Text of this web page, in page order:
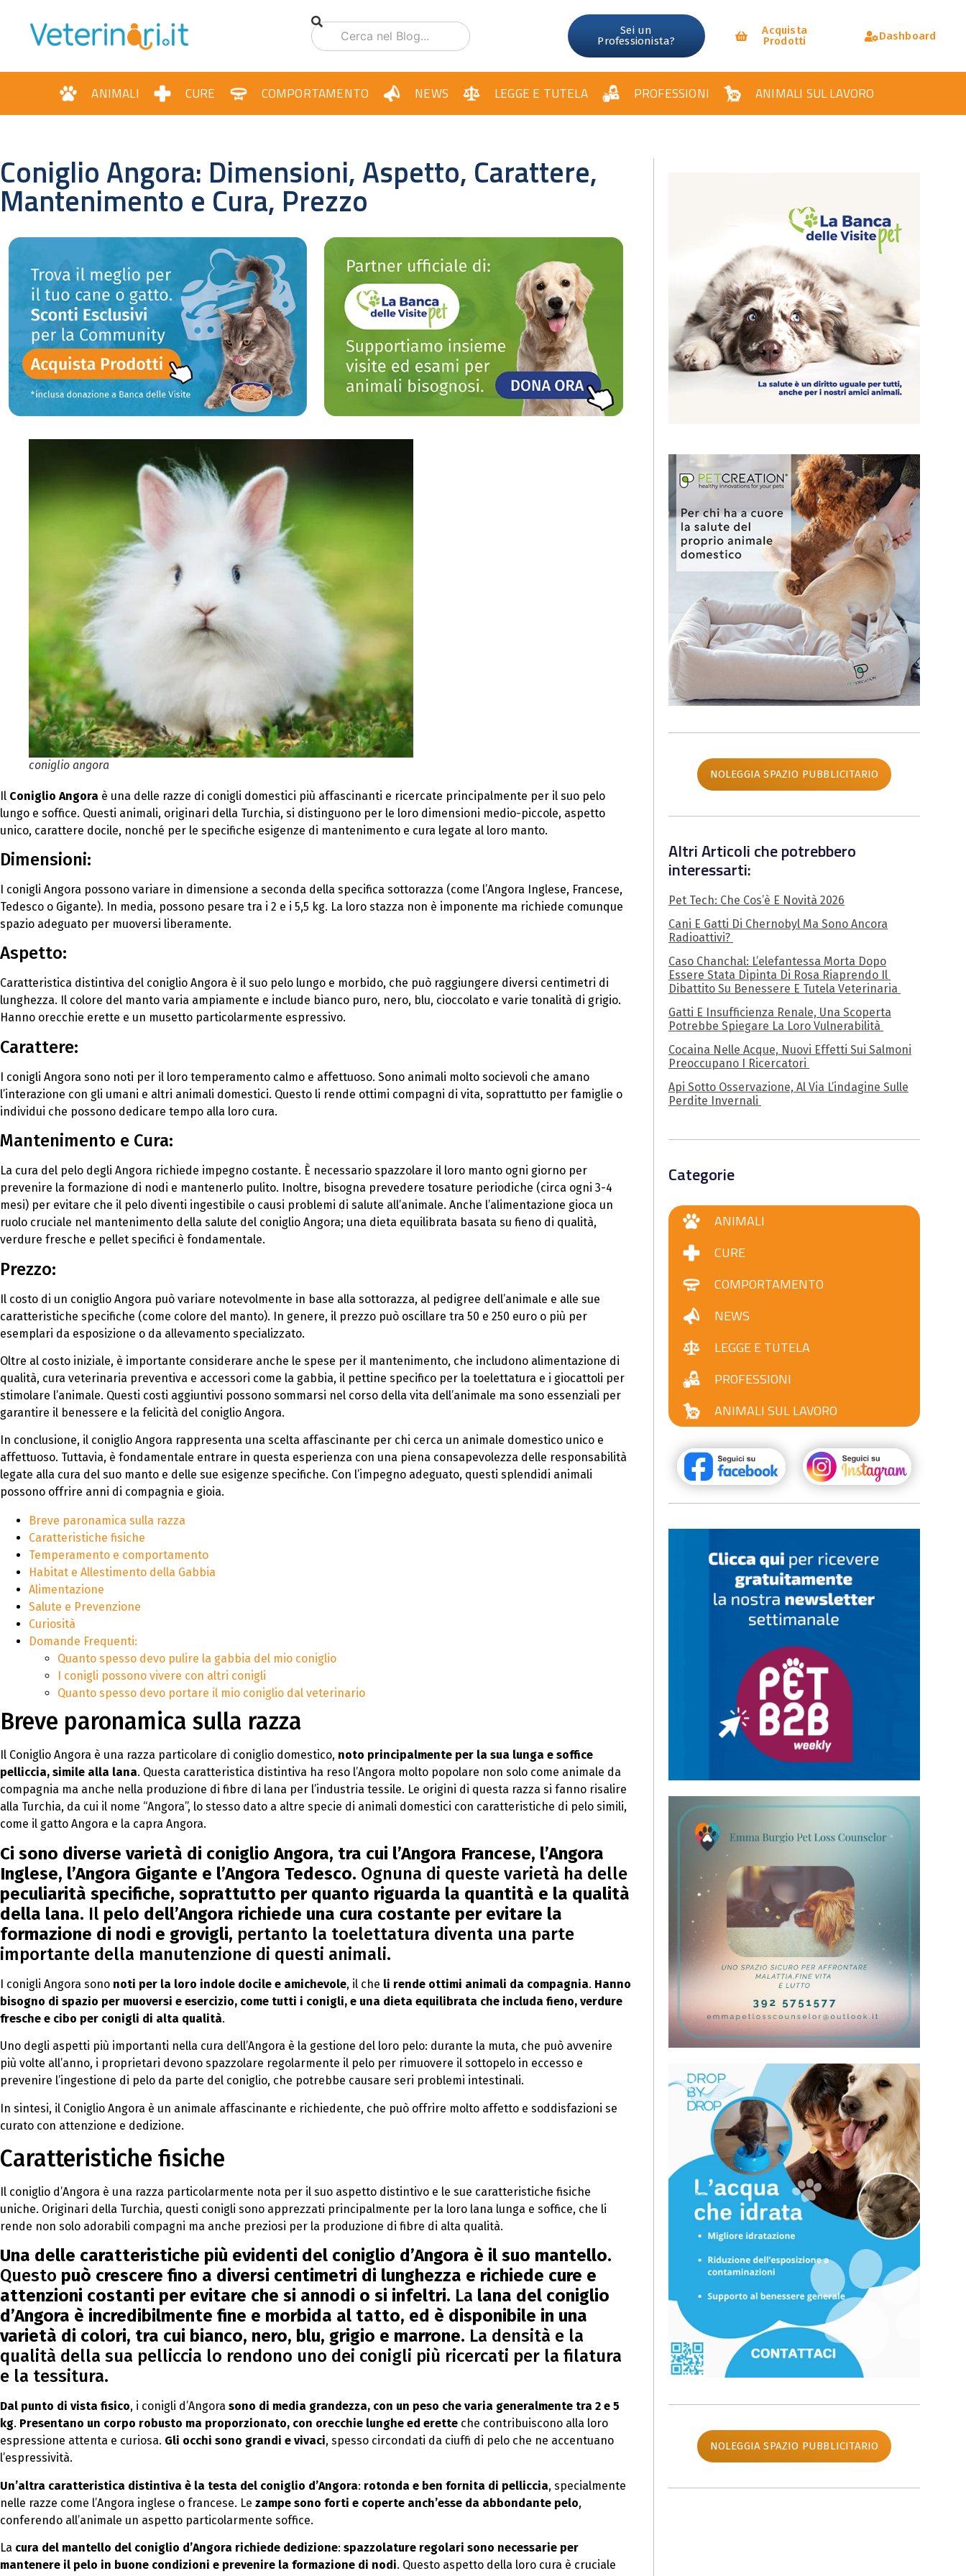
Sei un
Professionista?
Acquista
Prodotti
Dashboard
ANIMALI CURE COMPORTAMENTO NEWS LEGGE E TUTELA PROFESSIONI ANIMALI SUL LAVORO
Coniglio Angora: Dimensioni, Aspetto, Carattere,
Mantenimento e Cura, Prezzo
coniglio angora
Il Coniglio Angora è una delle razze di conigli domestici più affascinanti e ricercate principalmente per il suo pelo
lungo e soffice. Questi animali, originari della Turchia, si distinguono per le loro dimensioni medio-piccole, aspetto
unico, carattere docile, nonché per le specifiche esigenze di mantenimento e cura legate al loro manto.
Dimensioni:
I conigli Angora possono variare in dimensione a seconda della specifica sottorazza (come l’Angora Inglese, Francese,
Tedesco o Gigante). In media, possono pesare tra i 2 e i 5,5 kg. La loro stazza non è imponente ma richiede comunque
spazio adeguato per muoversi liberamente.
Aspetto:
Caratteristica distintiva del coniglio Angora è il suo pelo lungo e morbido, che può raggiungere diversi centimetri di
lunghezza. Il colore del manto varia ampiamente e include bianco puro, nero, blu, cioccolato e varie tonalità di grigio.
Hanno orecchie erette e un musetto particolarmente espressivo.
Carattere:
I conigli Angora sono noti per il loro temperamento calmo e affettuoso. Sono animali molto socievoli che amano
l’interazione con gli umani e altri animali domestici. Questo li rende ottimi compagni di vita, soprattutto per famiglie o
individui che possono dedicare tempo alla loro cura.
Mantenimento e Cura:
La cura del pelo degli Angora richiede impegno costante. È necessario spazzolare il loro manto ogni giorno per
prevenire la formazione di nodi e mantenerlo pulito. Inoltre, bisogna prevedere tosature periodiche (circa ogni 3-4
mesi) per evitare che il pelo diventi ingestibile o causi problemi di salute all’animale. Anche l’alimentazione gioca un
ruolo cruciale nel mantenimento della salute del coniglio Angora; una dieta equilibrata basata su fieno di qualità,
verdure fresche e pellet specifici è fondamentale.
Prezzo:
Il costo di un coniglio Angora può variare notevolmente in base alla sottorazza, al pedigree dell’animale e alle sue
caratteristiche specifiche (come colore del manto). In genere, il prezzo può oscillare tra 50 e 250 euro o più per
esemplari da esposizione o da allevamento specializzato.
Oltre al costo iniziale, è importante considerare anche le spese per il mantenimento, che includono alimentazione di
qualità, cura veterinaria preventiva e accessori come la gabbia, il pettine specifico per la toelettatura e i giocattoli per
stimolare l’animale. Questi costi aggiuntivi possono sommarsi nel corso della vita dell’animale ma sono essenziali per
garantire il benessere e la felicità del coniglio Angora.
In conclusione, il coniglio Angora rappresenta una scelta affascinante per chi cerca un animale domestico unico e
affettuoso. Tuttavia, è fondamentale entrare in questa esperienza con una piena consapevolezza delle responsabilità
legate alla cura del suo manto e delle sue esigenze specifiche. Con l’impegno adeguato, questi splendidi animali
possono offrire anni di compagnia e gioia.
Breve paronamica sulla razza
Caratteristiche fisiche
Temperamento e comportamento
Habitat e Allestimento della Gabbia
Alimentazione
Salute e Prevenzione
Curiosità
Domande Frequenti:
Quanto spesso devo pulire la gabbia del mio coniglio
I conigli possono vivere con altri conigli
Quanto spesso devo portare il mio coniglio dal veterinario
Breve paronamica sulla razza
Il Coniglio Angora è una razza particolare di coniglio domestico, noto principalmente per la sua lunga e soffice
pelliccia, simile alla lana. Questa caratteristica distintiva ha reso l’Angora molto popolare non solo come animale da
compagnia ma anche nella produzione di fibre di lana per l’industria tessile. Le origini di questa razza si fanno risalire
alla Turchia, da cui il nome “Angora”, lo stesso dato a altre specie di animali domestici con caratteristiche di pelo simili,
come il gatto Angora e la capra Angora.
Ci sono diverse varietà di coniglio Angora, tra cui l’Angora Francese, l’Angora
Inglese, l’Angora Gigante e l’Angora Tedesco. Ognuna di queste varietà ha delle
peculiarità specifiche, soprattutto per quanto riguarda la quantità e la qualità
della lana. Il pelo dell’Angora richiede una cura costante per evitare la
formazione di nodi e grovigli, pertanto la toelettatura diventa una parte
importante della manutenzione di questi animali.
I conigli Angora sono noti per la loro indole docile e amichevole, il che li rende ottimi animali da compagnia. Hanno
bisogno di spazio per muoversi e esercizio, come tutti i conigli, e una dieta equilibrata che includa fieno, verdure
fresche e cibo per conigli di alta qualità.
Uno degli aspetti più importanti nella cura dell’Angora è la gestione del loro pelo: durante la muta, che può avvenire
più volte all’anno, i proprietari devono spazzolare regolarmente il pelo per rimuovere il sottopelo in eccesso e
prevenire l’ingestione di pelo da parte del coniglio, che potrebbe causare seri problemi intestinali.
In sintesi, il Coniglio Angora è un animale affascinante e richiedente, che può offrire molto affetto e soddisfazioni se
curato con attenzione e dedizione.
Caratteristiche fisiche
Il coniglio d’Angora è una razza particolarmente nota per il suo aspetto distintivo e le sue caratteristiche fisiche
uniche. Originari della Turchia, questi conigli sono apprezzati principalmente per la loro lana lunga e soffice, che li
rende non solo adorabili compagni ma anche preziosi per la produzione di fibre di alta qualità.
Una delle caratteristiche più evidenti del coniglio d’Angora è il suo mantello.
Questo può crescere fino a diversi centimetri di lunghezza e richiede cure e
attenzioni costanti per evitare che si annodi o si infeltri. La lana del coniglio
d’Angora è incredibilmente fine e morbida al tatto, ed è disponibile in una
varietà di colori, tra cui bianco, nero, blu, grigio e marrone. La densità e la
qualità della sua pelliccia lo rendono uno dei conigli più ricercati per la filatura
e la tessitura.
Dal punto di vista fisico, i conigli d’Angora sono di media grandezza, con un peso che varia generalmente tra 2 e 5
kg. Presentano un corpo robusto ma proporzionato, con orecchie lunghe ed erette che contribuiscono alla loro
espressione attenta e curiosa. Gli occhi sono grandi e vivaci, spesso circondati da ciuffi di pelo che ne accentuano
l’espressività.
Un’altra caratteristica distintiva è la testa del coniglio d’Angora: rotonda e ben fornita di pelliccia, specialmente
nelle razze come l’Angora inglese o francese. Le zampe sono forti e coperte anch’esse da abbondante pelo,
conferendo all’animale un aspetto particolarmente soffice.
La cura del mantello del coniglio d’Angora richiede dedizione: spazzolature regolari sono necessarie per
mantenere il pelo in buone condizioni e prevenire la formazione di nodi. Questo aspetto della loro cura è cruciale
NOLEGGIA SPAZIO PUBBLICITARIO
Altri Articoli che potrebbero
interessarti:
Pet Tech: Che Cos’è E Novità 2026
Cani E Gatti Di Chernobyl Ma Sono Ancora
Radioattivi?
Caso Chanchal: L’elefantessa Morta Dopo
Essere Stata Dipinta Di Rosa Riaprendo Il
Dibattito Su Benessere E Tutela Veterinaria
Gatti E Insufficienza Renale, Una Scoperta
Potrebbe Spiegare La Loro Vulnerabilità
Cocaina Nelle Acque, Nuovi Effetti Sui Salmoni
Preoccupano I Ricercatori
Api Sotto Osservazione, Al Via L’indagine Sulle
Perdite Invernali
Categorie
ANIMALI
CURE
COMPORTAMENTO
NEWS
LEGGE E TUTELA
PROFESSIONI
ANIMALI SUL LAVORO
NOLEGGIA SPAZIO PUBBLICITARIO